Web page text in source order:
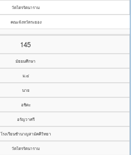
วัดไตรรัตนาราม
คณะจังหวัดระยอง
145
มัธยมศึกษา
ม.๔
นาย
อชิตะ
อรัญวาศรี
โรงเรียนชำนาญสามัคคีวิทยา
วัดไตรรัตนาราม